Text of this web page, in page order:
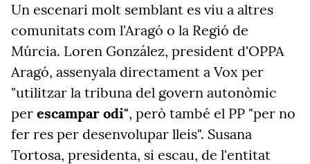
Un escenari molt semblant es viu a altres
comunitats com l'Aragó o la Regió de
Múrcia. Loren González, president d'OPPA
Aragó, assenyala directament a Vox per
"utilitzar la tribuna del govern autonòmic
per escampar odi", però també el PP "per no
fer res per desenvolupar lleis". Susana
Tortosa, presidenta, si escau, de l'entitat